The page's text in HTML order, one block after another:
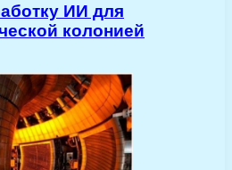
ИИ для
колонией